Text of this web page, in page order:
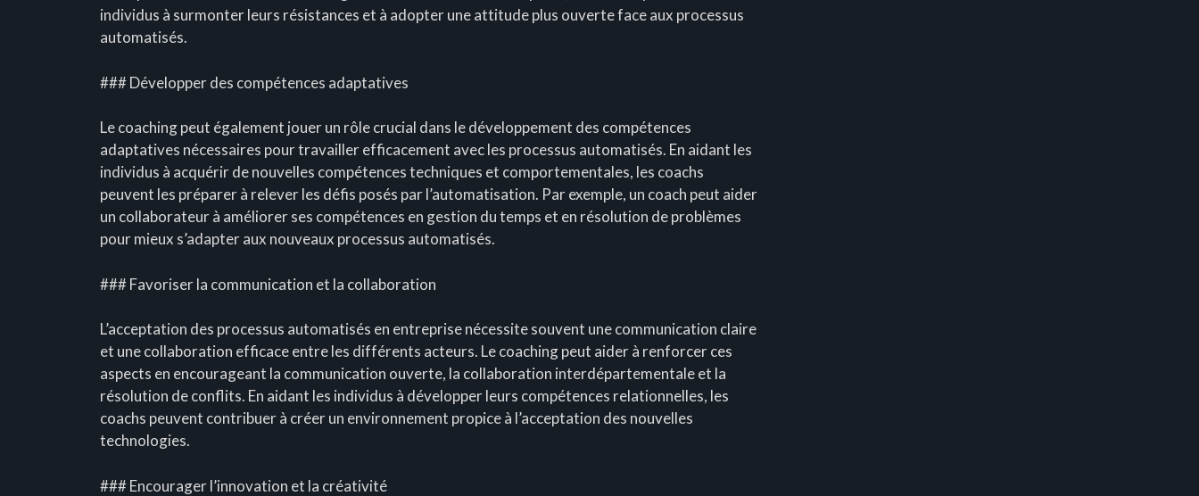
individus à surmonter leurs résistances et à adopter une attitude plus ouverte face aux processus
automatisés.
### Développer des compétences adaptatives
Le coaching peut également jouer un rôle crucial dans le développement des compétences
adaptatives nécessaires pour travailler efficacement avec les processus automatisés. En aidant les
individus à acquérir de nouvelles compétences techniques et comportementales, les coachs
peuvent les préparer à relever les défis posés par l’automatisation. Par exemple, un coach peut aider
un collaborateur à améliorer ses compétences en gestion du temps et en résolution de problèmes
pour mieux s’adapter aux nouveaux processus automatisés.
### Favoriser la communication et la collaboration
L’acceptation des processus automatisés en entreprise nécessite souvent une communication claire
et une collaboration efficace entre les différents acteurs. Le coaching peut aider à renforcer ces
aspects en encourageant la communication ouverte, la collaboration interdépartementale et la
résolution de conflits. En aidant les individus à développer leurs compétences relationnelles, les
coachs peuvent contribuer à créer un environnement propice à l’acceptation des nouvelles
technologies.
### Encourager l’innovation et la créativité